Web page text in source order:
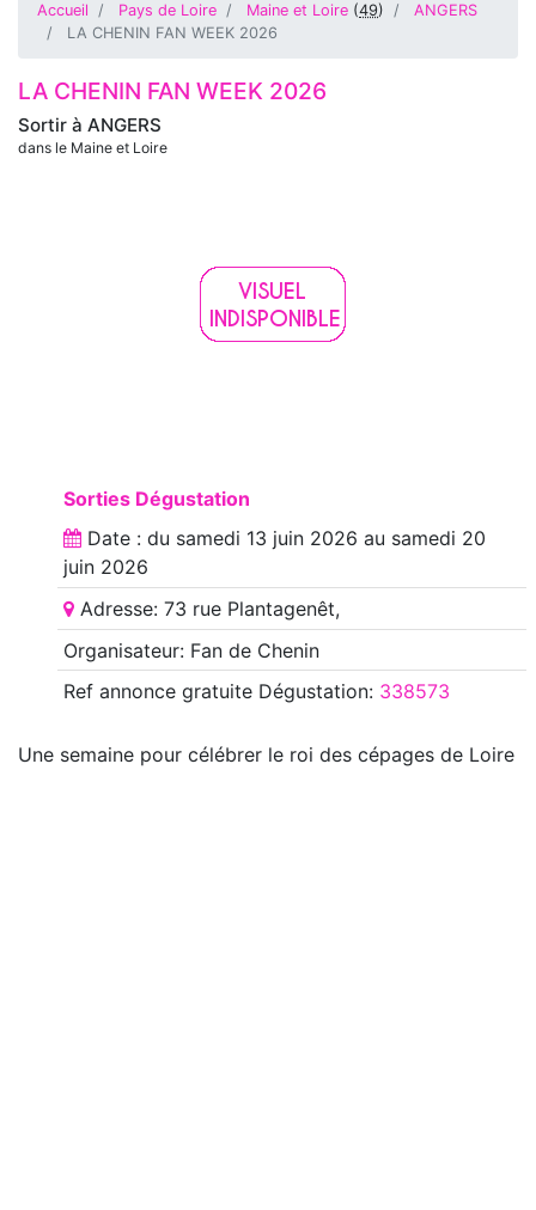
Accueil Pays de Loire Maine et Loire (49)
ANGERS
LA CHENIN FAN WEEK 2026
Sortir à ANGERS
dans le Maine et Loire
LA CHENIN FAN WEEK 2026
Sorties Dégustation
Date : du samedi 13 juin 2026 au samedi 20
juin 2026
Adresse: 73 rue Plantagenêt,
Organisateur: Fan de Chenin
Ref annoncegratuite Dégustation: 338573
Une semaine pour célébrer le roi des cépages de Loire